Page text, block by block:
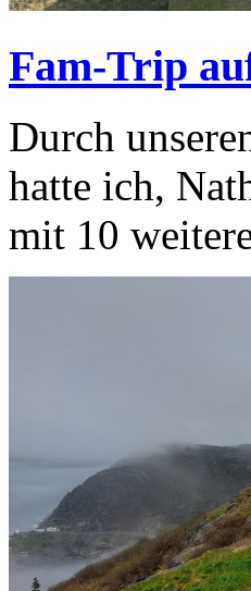
Fam-Trip
Durch
hatte ich,
mit 10